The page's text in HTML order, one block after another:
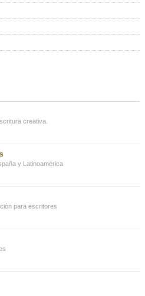
creativa.
y Latinoamérica
para escritores